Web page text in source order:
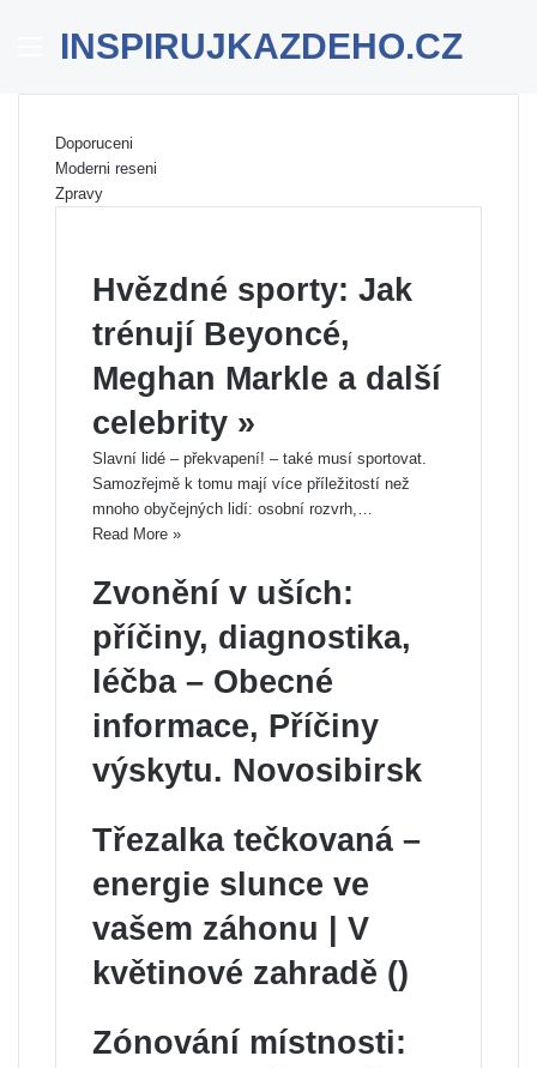
Menu
INSPIRUJKAZDEHO.CZ
Doporuceni
Moderni reseni
Zpravy
Hvězdné sporty: Jak
trénují Beyoncé,
Meghan Markle a další
celebrity »
Slavní lidé – překvapení! – také musí sportovat.
Samozřejmě k tomu mají více příležitostí než
mnoho obyčejných lidí: osobní rozvrh,…
Read More »
Zvonění v uších:
příčiny, diagnostika,
léčba – Obecné
informace, Příčiny
výskytu. Novosibirsk
Třezalka tečkovaná –
energie slunce ve
vašem záhonu | V
květinové zahradě ()
Zónování místnosti: